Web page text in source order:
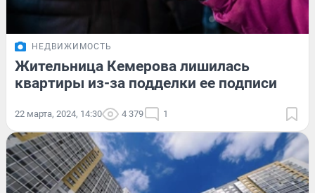
НЕДВИЖИМОСТЬ
Жительница Кемерова лишилась
квартиры из-за подделки ее подписи
22 марта, 2024, 14:30 4 379 1